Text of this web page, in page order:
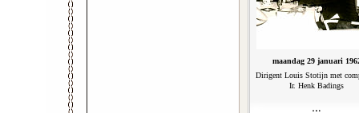
maandag 29 januari
Dirigent Louis Stotijn met
Ir. Henk Badings